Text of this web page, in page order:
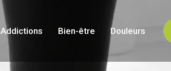
Addictions Bien-être Douleurs